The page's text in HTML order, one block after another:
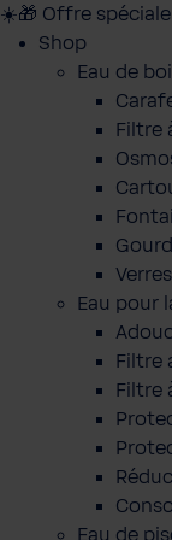
☀️🎁 Offre
Shop
Eau de
Filtre
Eau pour
Filtre
Filtre
Eau de